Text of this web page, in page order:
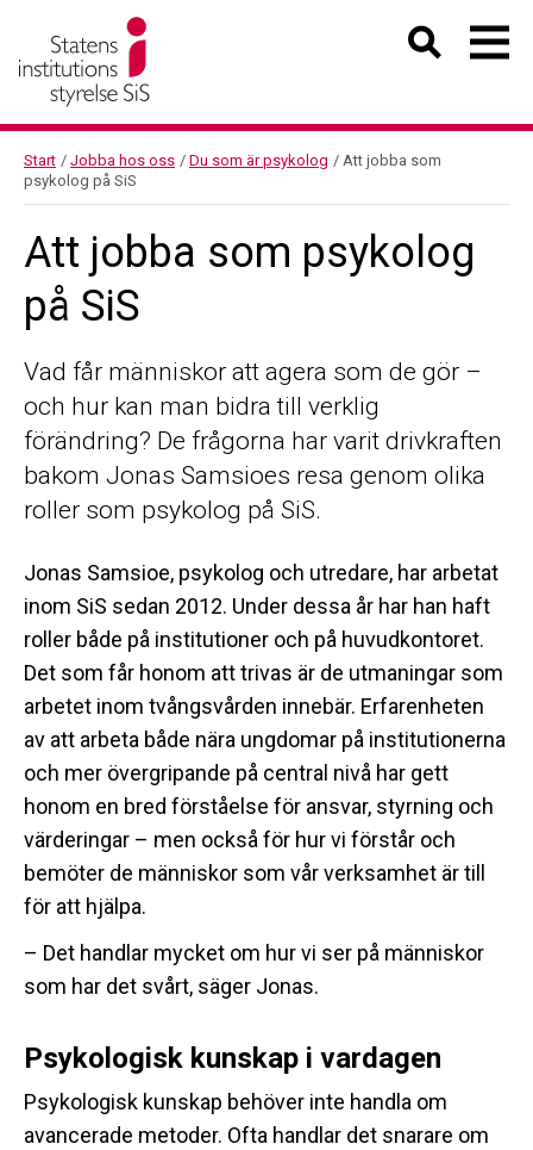
Start / Jobba hos oss / Du som är psykolog / Att jobba som
psykolog på SiS
Att jobba som psykolog
på SiS
Vad får människor att agera som de gör –
och hur kan man bidra till verklig
förändring? De frågorna har varit drivkraften
bakom Jonas Samsioes resa genom olika
roller som psykolog på SiS.
Jonas Samsioe, psykolog och utredare, har arbetat
inom SiS sedan 2012. Under dessa år har han haft
roller både på institutioner och på huvudkontoret.
Det som får honom att trivas är de utmaningar som
arbetet inom tvångsvården innebär. Erfarenheten
av att arbeta både nära ungdomar på institutionerna
och mer övergripande på central nivå har gett
honom en bred förståelse för ansvar, styrning och
värderingar – men också för hur vi förstår och
bemöter de människor som vår verksamhet är till
för att hjälpa.
– Det handlar mycket om hur vi ser på människor
som har det svårt, säger Jonas.
Psykologisk kunskap i vardagen
Psykologisk kunskap behöver inte handla om
avancerade metoder. Ofta handlar det snarare om